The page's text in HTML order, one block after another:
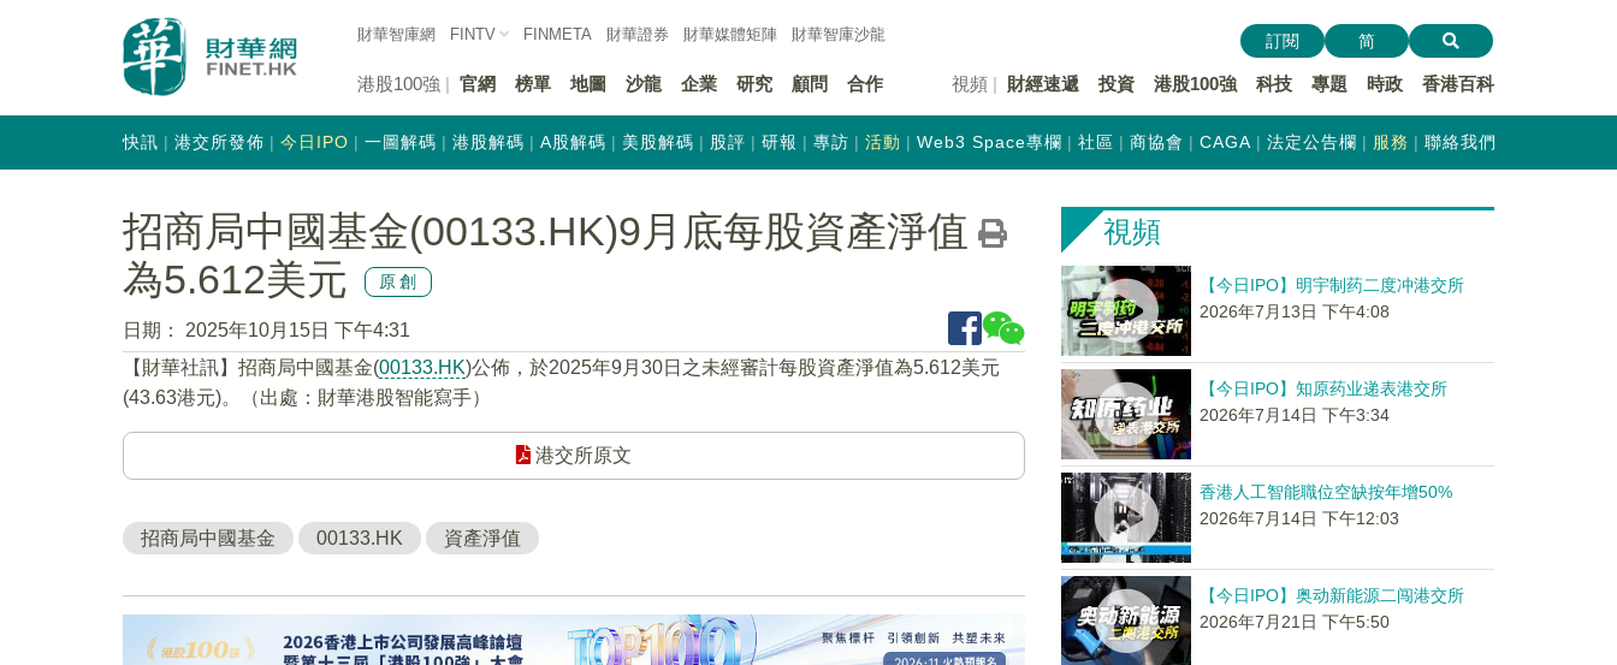
財華智庫網 FINTV FINMETA 財華證券 財華媒體矩陣 財華智庫沙龍
港股100強 官網 榜單 地圖 沙龍 企業 研究 顧問 合作 視頻 財經速遞 投資 港股100強 科技 專題 時政 香港百科
訂閱 简
快訊 港交所發佈 今日IPO 一圖解碼 港股解碼 A股解碼 美股解碼 股評 研報 專訪 活動 Web3 Space專欄 社區 商協會 CAGA 法定公告欄 服務 聯絡我們
招商局中國基金(00133.HK)9月底每股資產淨值
為5.612美元
原創
日期：
2025年10月15日 下午4:31
【財華社訊】招商局中國基金(00133.HK)公佈，於2025年9月30日之未經審計每股資產淨值為5.612美元
(43.63港元)。（出處：財華港股智能寫手）
港交所原文
招商局中國基金 00133.HK 資產淨值
視頻
【今日IPO】明宇制药二度冲港交所
2026年7月13日 下午4:08
【今日IPO】知原药业递表港交所
2026年7月14日 下午3:34
香港人工智能職位空缺按年增50%
2026年7月14日 下午12:03
【今日IPO】奥动新能源二闯港交所
2026年7月21日 下午5:50